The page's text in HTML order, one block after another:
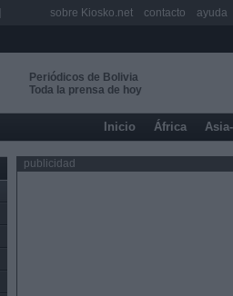
Periódicos de Bolivia
Toda la prensa de hoy
Inicio África
publicidad
sobre Kiosko.net contacto ayuda